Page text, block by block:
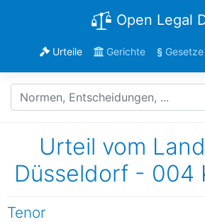
Open Legal
Urteile Gerichte §Gesetze
Urteil vom
Düsseldorf - 004
Tenor